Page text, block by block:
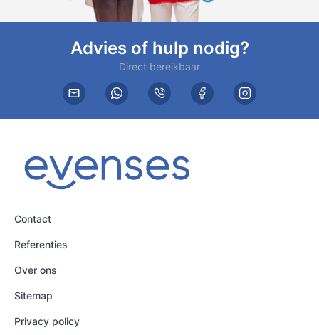
Advies of hulp nodig?
Direct bereikbaar
Contact
Referenties
Over ons
Sitemap
Privacy policy